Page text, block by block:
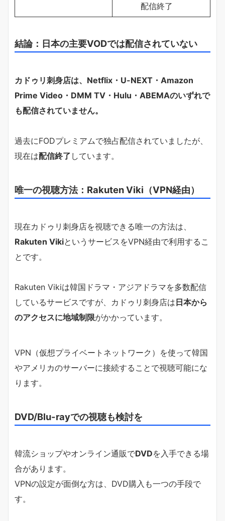
配信終了
結論：日本の主要VODでは配信されていない
カドゥリ刺身店は、Netflix・U-NEXT・Amazon
Prime Video・DMM TV・Hulu・ABEMAのいずれで
も配信されていません。
過去にFODプレミアムで独占配信されていましたが、
現在は配信終了 しています。
唯一の視聴方法：Rakuten Viki（VPN経由）
現在カドゥリ刺身店を視聴できる唯一の方法は、
Rakuten VikiというサービスをVPN経由で利用するこ
とです。
Rakuten Vikiは韓国ドラマ・アジアドラマを多数配信
しているサービスですが、カドゥリ刺身店は 日本から
のアクセスに地域制限がかかっています。
VPN（仮想プライベートネットワーク）を使って韓国
やアメリカのサーバーに接続することで視聴可能にな
ります。
DVD/Blu-rayでの視聴も検討を
韓流ショップやオンライン通販でDVDを入手できる場
合があります。
VPNの設定が面倒な方は、DVD購入も一つの手段で
す。